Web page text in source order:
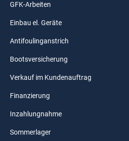
GFK-Arbeiten
Einbau el. Geräte
Antifoulinganstrich
Bootsversicherung
Verkauf im Kundenauftrag
Finanzierung
Inzahlungnahme
Sommerlager